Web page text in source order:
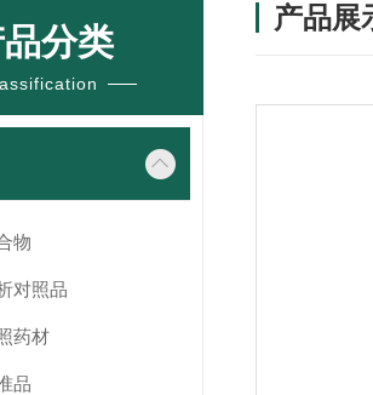
分类
物
对照品
药材
品
产品展